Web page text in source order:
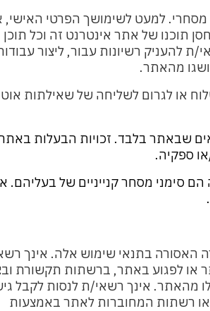
למעט לשימושך הפרטי האישי,
של אתר אינטרנט זה וכל
רשיונות עבור, ליצור
מהאתר.
או לגרום לשליחה של שאילתות
שבאתר בלבד. זכויות הבעלות באתר
ספקיה.
סימני מסחר קנייניים של בעליהם.
האסורה בתנאי שימוש אלה. אינך
או לפגוע באתר, ברשתות תקשורת
מהאתר. אינך רשאי/ת לנסות לקבל
רשתות המחוברות לאתר באמצעות